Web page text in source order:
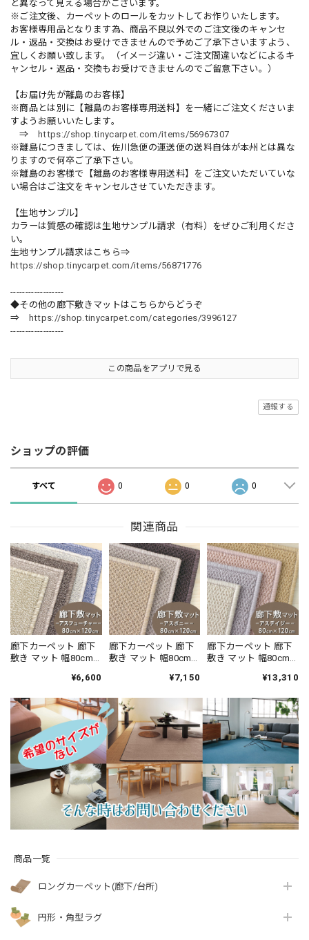
商品一覧
ロングカーペット(廊下/台所)
円形・角型ラグ
と異なって見える場合がございます。
※ご注文後、カーペットのロールをカットしてお作りいたします。
お客様専用品となります為、商品不良以外でのご注文後のキャンセ
ル・返品・交換はお受けできませんので予めご了承下さいますよう、
宜しくお願い致します。（イメージ違い・ご注文間違いなどによるキ
ャンセル・返品・交換もお受けできませんのでご留意下さい。）
【お届け先が離島のお客様】
※商品とは別に【離島のお客様専用送料】を一緒にご注文くださいま
すようお願いいたします。
⇒
https://shop.tinycarpet.com/items/56967307
※離島につきましては、佐川急便の運送便の送料自体が本州とは異な
りますので何卒ご了承下さい。
※離島のお客様で【離島のお客様専用送料】をご注文いただいていな
い場合はご注文をキャンセルさせていただきます。
【生地サンプル】
カラーは質感の確認は生地サンプル請求（有料）をぜひご利用くださ
い。
生地サンプル請求はこちら⇒
https://shop.tinycarpet.com/items/56871776
------------------
◆その他の廊下敷きマットはこちらからどうぞ
⇒
https://shop.tinycarpet.com/categories/3996127
------------------
この商品をアプリで見る
通報する
ショップの評価
すべて 0 0 0
関連商品
廊下カーペット 廊下
敷き マット 幅80cm×
全の「SEK 抗ウイル
加工」雰囲気のある
杢調 無地 ループタイ
プ 全5色 防炎ラベル
付『アスフューチャ
ー/FUT』
¥6,600
廊下カーペット 廊下
敷き マット 幅80cm×
く遊び毛出にくい素
い♪ 波紋のような上
質感のあるテクスチ
ャー 無地 ループ カー
ペット全3色 防炎ラベ
ル付『アスボニ
ー/BNI』
¥7,150
廊下カーペット 廊下
敷き マット 幅80cm×
ーズ カーペット「消
効果でイヤな臭いの
元を90％以上カッ
ト！優しい色合いの
天然素材ウール100％
無地 ループ カーペッ
ト全4色 防炎ラベル付
『アスデイジ
ー/DSY』
¥13,310